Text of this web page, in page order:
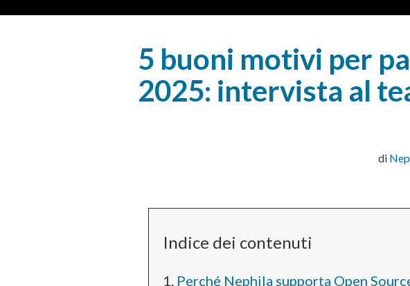
5 buoni motivi per
2025: intervista al
di
Indice dei contenuti
Perché Nephila supporta Open